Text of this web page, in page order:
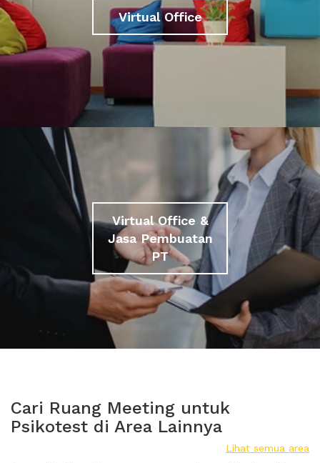
Virtual Office
Virtual Office &
Jasa Pembuatan
PT
Cari Ruang Meeting untuk
Psikotest di Area Lainnya
Lihat semua area